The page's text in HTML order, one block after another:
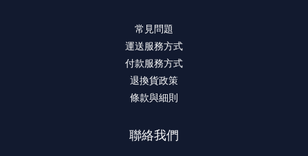
常見問題
運送服務方式
付款服務方式
退換貨政策
條款與細則
聯絡我們